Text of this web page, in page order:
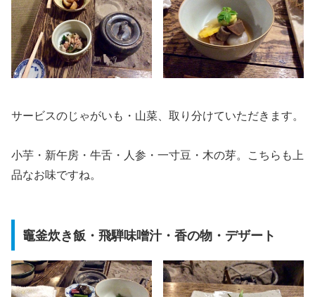
サービスのじゃがいも・山菜、取り分けていただきます。
小芋・新午房・牛舌・人参・一寸豆・木の芽。こちらも上
品なお味ですね。
竈釜炊き飯・飛騨味噌汁・香の物・デザート